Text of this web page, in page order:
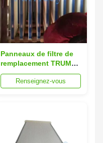
Panneaux de filtre de
remplacement TRUMPF
de haute performance
de qualité OEM à 40%
Renseignez-vous